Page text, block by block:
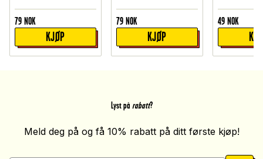
79 NOK
KJØP
79 NOK
KJØP
49 NOK
Lyst på rabatt?
Meld deg på og få 10% rabatt på ditt første kjøp!